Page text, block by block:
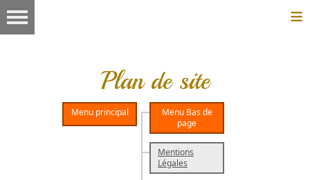
≡
Plan de site
Menu principal
Menu Bas de
page
Mentions
Légales